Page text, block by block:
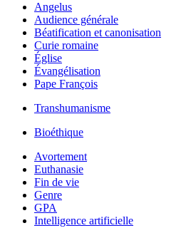
Angelus
Audience générale
Béatification et canonisation
Curie romaine
Église
Évangélisation
Pape François
Transhumanisme
Bioéthique
Avortement
Euthanasie
Fin de vie
Genre
GPA
Intelligence artificielle